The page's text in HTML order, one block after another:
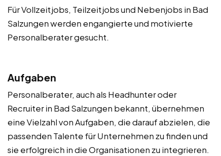
Für Vollzeitjobs, Teilzeitjobs und Nebenjobs in Bad
Salzungen werden engangierte und motivierte
Personalberater gesucht.
Aufgaben
Personalberater, auch als Headhunter oder
Recruiter in Bad Salzungen bekannt, übernehmen
eine Vielzahl von Aufgaben, die darauf abzielen, die
passenden Talente für Unternehmen zu finden und
sie erfolgreich in die Organisationen zu integrieren.